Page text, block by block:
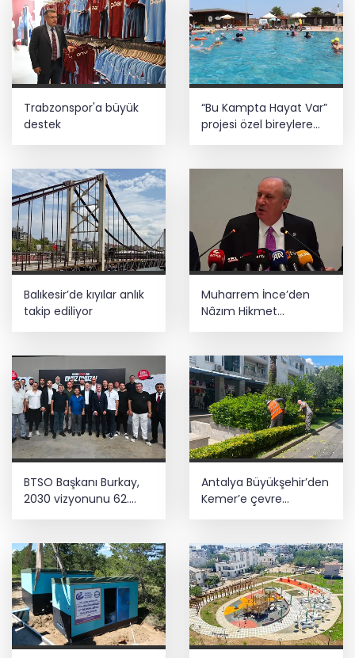
Trabzonspor'a büyük
destek
“Bu Kampta Hayat Var”
projesi özel bireylere
yaz tatili sunuyor
Balıkesir’de kıyılar anlık
takip ediliyor
Muharrem İnce’den
Nâzım Hikmet
göndermeli paylaşım:
devam ediyor hâlâ
BTSO Başkanı Burkay,
2030 vizyonunu 62.
Antalya Büyükşehir’den
Kemer’e çevre